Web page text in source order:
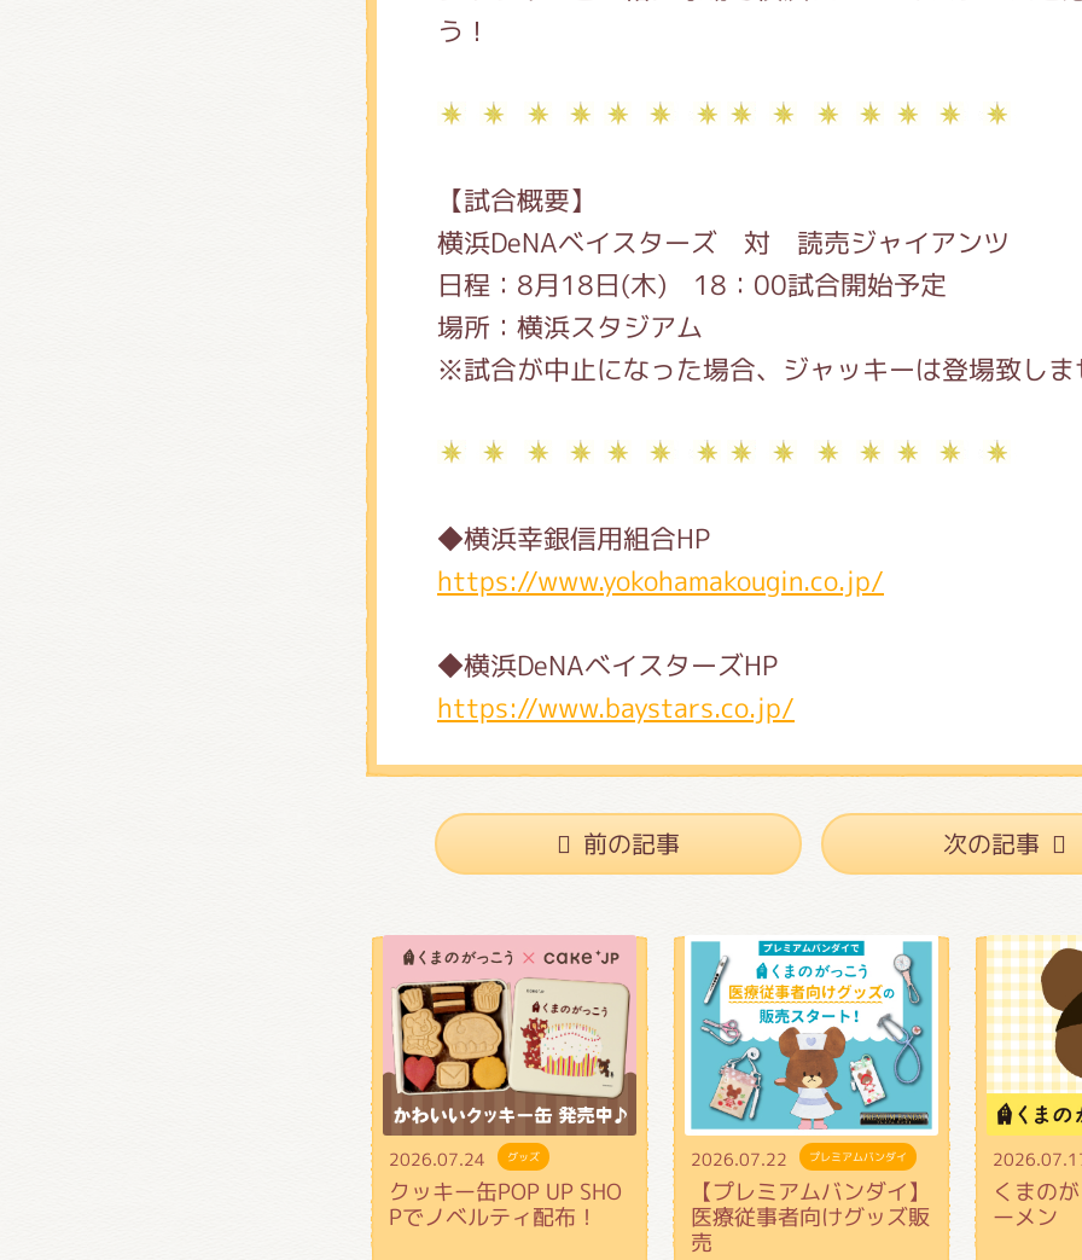
う！
【試合概要】
横浜DeNAベイスターズ 対 読売ジャイアンツ
日程：8月18日(木) 18：00試合開始予定
場所：横浜スタジアム
※試合が中止になった場合、ジャッキーは登場致しま
◆横浜幸銀信用組合HP
https://www.yokohamakougin.co.jp/
◆横浜DeNAベイスターズHP
https://www.baystars.co.jp/
前の記事 次の記事
2026.07.24 グッズ
クッキー缶POP UP SHO
Pでノベルティ配布！
2026.07.22 プレミアムバンダイ
【プレミアムバンダイ】
医療従事者向けグッズ販
売
くまの
ーメン